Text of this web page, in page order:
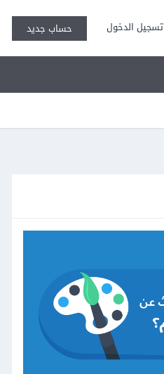
تسجيل الدخول حساب جديد